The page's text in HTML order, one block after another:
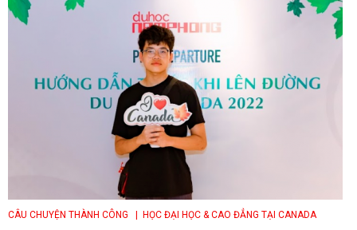
CÂU CHUYỆN THÀNH CÔNG | HỌC ĐẠI HỌC & CAO ĐẲNG TẠI CANADA